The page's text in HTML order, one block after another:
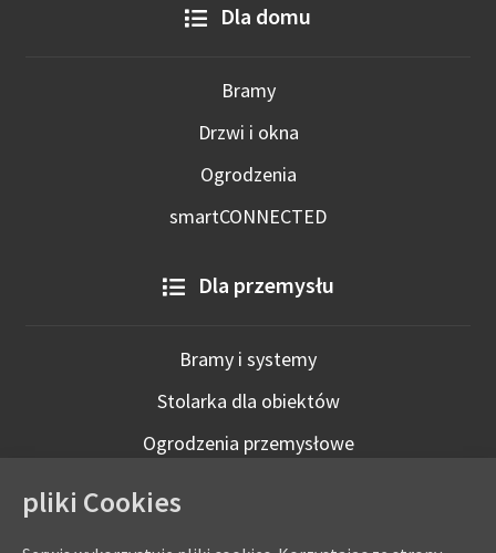
Dla domu
Bramy
Drzwi i okna
Ogrodzenia
smartCONNECTED
Dla przemysłu
Bramy i systemy
Stolarka dla obiektów
Ogrodzenia przemysłowe
pliki Cookies